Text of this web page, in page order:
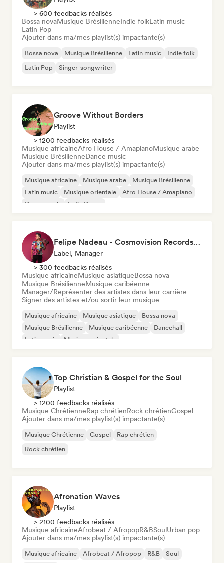
> 600 feedbacks réalisés
Bossa novaMusique BrésilienneIndie folkLatin music
Latin Pop
Ajouter dans ma/mes playlist(s) impactante(s)
Bossa nova Musique Brésilienne Latin music
Indie folk
Latin Pop
Singer-songwriter
Groove Without Borders
Playlist
> 1200 feedbacks réalisés
Musique africaineAfro House / AmapianoMusique arabe
Musique BrésilienneDance music
Ajouter dans ma/mes playlist(s) impactante(s)
Musique africaine Musique arabe
Musique Brésilienne
Latin music
Musique orientale
Afro House / Amapiano
Dance music
Indie Dance
Felipe Nadeau - Cosmovision Records & Ritmos del Sur
Label, Manager
> 300 feedbacks réalisés
Musique africaineMusique asiatiqueBossa nova
Musique BrésilienneMusique caribéenne
Manager/Représenter des artistes dans leur carrière
Signer des artistes et/ou sortir leur musique
Musique africaine Musique asiatique
Bossa nova
Musique Brésilienne
Musique caribéenne
Dancehall
Latin music
Musique orientale
Top Christian & Gospel for the Soul
Playlist
> 1200 feedbacks réalisés
Musique ChrétienneRap chrétienRock chrétienGospel
Ajouter dans ma/mes playlist(s) impactante(s)
Musique Chrétienne Gospel
Rap chrétien
Rock chrétien
Afronation Waves
Playlist
> 2100 feedbacks réalisés
Musique africaineAfrobeat / AfropopR&BSoulUrban pop
Ajouter dans ma/mes playlist(s) impactante(s)
Musique africaine Afrobeat / Afropop R&B
Soul